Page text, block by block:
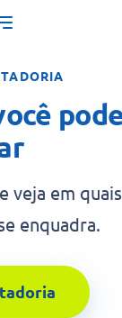
veja em quais
enquadra.